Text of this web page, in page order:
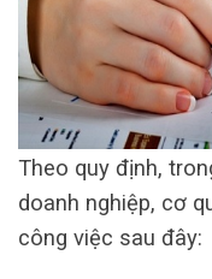
Theo quy định,
doanh nghiệp, cơ
công việc sau đây: